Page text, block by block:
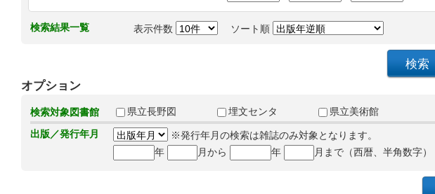
検索結果一覧 表示件数 ソート順
オプション
検索対象図書館 県立長野図 埋文センタ
県立美術館
出版／発行年月
※発行年月の検索は雑誌のみ対象となります。
年
月から 年 月まで（西暦、半角数字）